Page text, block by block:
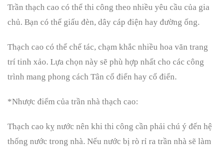
Trần thạch cao có thể thi công theo nhiều yêu cầu của gia
chủ. Bạn có thể giấu đèn, dây cáp điện hay đường ống.
Thạch cao có thể chế tác, chạm khắc nhiều hoa văn trang
trí tinh xảo. Lựa chọn này sẽ phù hợp nhất cho các công
trình mang phong cách Tân cổ điển hay cổ điển.
*Nhược điểm của trần nhà thạch cao:
Thạch cao kỵ nước nên khi thi công cần phải chú ý đến hệ
thống nước trong nhà. Nếu nước bị rò rỉ ra trần nhà sẽ làm